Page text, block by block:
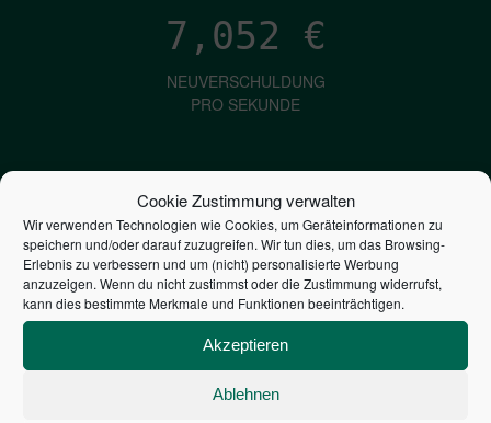
Cookie Zustimmung verwalten
Wir verwenden Technologien wie Cookies, um Geräteinformationen zu
speichern und/oder darauf zuzugreifen. Wir tun dies, um das Browsing-
Erlebnis zu verbessern und um (nicht) personalisierte Werbung
anzuzeigen. Wenn du nicht zustimmst oder die Zustimmung widerrufst,
kann dies bestimmte Merkmale und Funktionen beeinträchtigen.
Akzeptieren
Ablehnen
7,052 €
NEUVERSCHULDUNG
PRO SEKUNDE
1,601€
ZINSEN
PRO SEKUNDE
2,805,569,163,018
STAATSVERSCHULDUNG